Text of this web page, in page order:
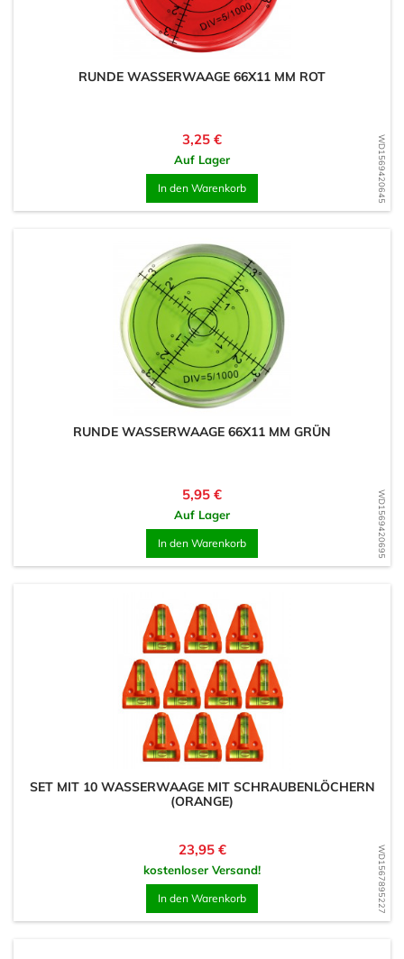
WD1569420645
RUNDE WASSERWAAGE 66X11 MM ROT
Preis
3,25 €
Auf Lager
In den Warenkorb
WD1569420695
RUNDE WASSERWAAGE 66X11 MM GRÜN
Preis
5,95 €
Auf Lager
In den Warenkorb
WD1567895227
SET MIT 10 WASSERWAAGE MIT SCHRAUBENLÖCHERN
(ORANGE)
Preis
23,95 €
kostenloser Versand!
In den Warenkorb